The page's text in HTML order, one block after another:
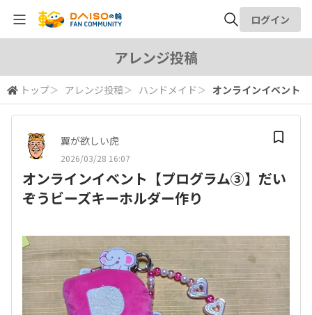
検索
ログイン
アレンジ投稿
トップ＞ アレンジ投稿＞ ハンドメイド ＞ オンラインイベント
翼が欲しい虎
2026/03/28 16:07
オンラインイベント【プログラム③】だい
ぞうビーズキーホルダー作り